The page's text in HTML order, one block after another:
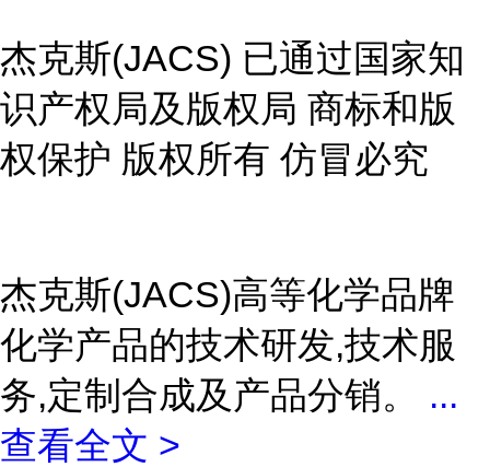
杰克斯(JACS) 已通过国家知
识产权局及版权局 商标和版
权保护 版权所有 仿冒必究
杰克斯(JACS)高等化学品牌
化学产品的技术研发,技术服
务,定制合成及产品分销。 ...
查看全文 >